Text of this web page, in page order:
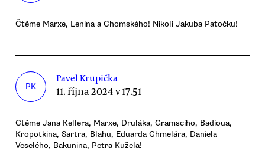
Čtěme Marxe, Lenina a Chomského! Nikoli Jakuba Patočku!
PK
Pavel Krupička
11. října 2024 v 17.51
Čtěme Jana Kellera, Marxe, Druláka, Gramsciho, Badioua,
Kropotkina, Sartra, Blahu, Eduarda Chmelára, Daniela
Veselého, Bakunina, Petra Kužela!